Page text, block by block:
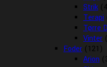
Strik
Terapi
Tørre
Vinter
Foder (121)
Arion